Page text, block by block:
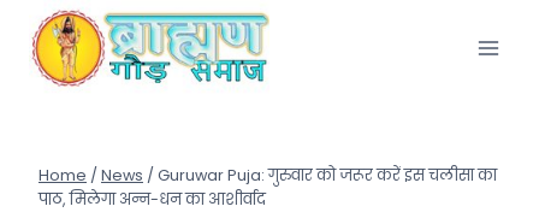
content
Home / News / Guruwar Puja: गुरुवार को जरूर करें इस चलीसा का
पाठ, मिलेगा अन्न-धन का आशीर्वाद